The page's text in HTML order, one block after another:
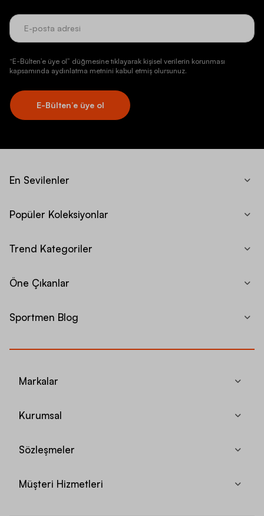
“E-Bülten’e üye ol” düğmesine tıklayarak kişisel verilerin korunması
kapsamında aydınlatma metnini kabul etmiş olursunuz.
E-Bülten’e üye ol
En Sevilenler
Popüler Koleksiyonlar
Trend Kategoriler
Öne Çıkanlar
Sportmen Blog
Markalar
Kurumsal
Sözleşmeler
Müşteri Hizmetleri